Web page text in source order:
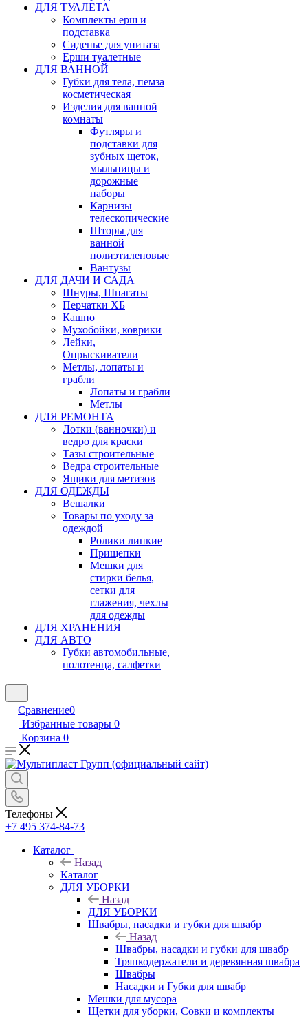
ДЛЯ ТУАЛЕТА
Комплекты ерш и
подставка
Сиденье для унитаза
Ерши туалетные
ДЛЯ ВАННОЙ
Губки для тела, пемза
косметическая
Изделия для ванной
комнаты
Футляры и
подставки для
зубных щеток,
мыльницы и
дорожные
наборы
Карнизы
телескопические
Шторы для
ванной
полиэтиленовые
Вантузы
ДЛЯ ДАЧИ И САДА
Шнуры, Шпагаты
Перчатки ХБ
Кашпо
Мухобойки, коврики
Лейки,
Опрыскиватели
Метлы, лопаты и
грабли
Лопаты и грабли
Метлы
ДЛЯ РЕМОНТА
Лотки (ванночки) и
ведро для краски
Тазы строительные
Ведра строительные
Ящики для метизов
ДЛЯ ОДЕЖДЫ
Вешалки
Товары по уходу за
одеждой
Ролики липкие
Прищепки
Мешки для
стирки белья,
сетки для
глажения, чехлы
для одежды
ДЛЯ ХРАНЕНИЯ
ДЛЯ АВТО
Губки автомобильные,
полотенца, салфетки
Сравнение0
Избранные товары 0
Корзина 0
Телефоны
+7 495 374-84-73
Каталог
Назад
Каталог
ДЛЯ УБОРКИ
Назад
ДЛЯ УБОРКИ
Швабры, насадки и губки для швабр
Назад
Швабры, насадки и губки для швабр
Тряпкодержатели и деревянная швабра
Швабры
Насадки и Губки для швабр
Мешки для мусора
Щетки для уборки, Совки и комплекты